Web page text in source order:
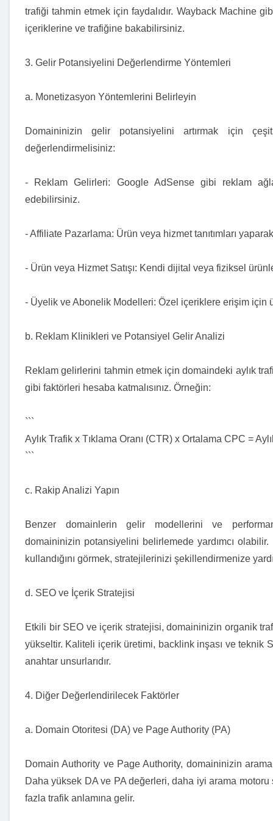
trafiği tahmin etmek için faydalıdır. Wayback Machine
içeriklerine ve trafiğine bakabilirsiniz.
3. Gelir Potansiyelini Değerlendirme Yöntemleri
a. Monetizasyon Yöntemlerini Belirleyin
Domaininizin gelir potansiyelini artırmak için
değerlendirmelisiniz:
- Reklam Gelirleri: Google AdSense gibi reklam
edebilirsiniz.
- Affiliate Pazarlama: Ürün veya hizmet tanıtımları
- Ürün veya Hizmet Satışı: Kendi dijital veya fiziksel
- Üyelik ve Abonelik Modelleri: Özel içeriklere erişim için
b. Reklam Klinikleri ve Potansiyel Gelir Analizi
Reklam gelirlerini tahmin etmek için domaindeki aylık
gibi faktörleri hesaba katmalısınız. Örneğin:
```
Aylık Trafik x Tıklama Oranı (CTR) x Ortalama CPC =
```
c. Rakip Analizi Yapın
Benzer domainlerin gelir modellerini ve
domaininizin potansiyelini belirlemede yardımcı
kullandığını görmek, stratejilerinizi şekillendirmenize
d. SEO ve İçerik Stratejisi
Etkili bir SEO ve içerik stratejisi, domaininizin organik
yükseltir. Kaliteli içerik üretimi, backlink inşası ve teknik
anahtar unsurlarıdır.
4. Diğer Değerlendirilecek Faktörler
a. Domain Otoritesi (DA) ve Page Authority (PA)
Domain Authority ve Page Authority, domaininizin
Daha yüksek DA ve PA değerleri, daha iyi arama motoru
fazla trafik anlamına gelir.